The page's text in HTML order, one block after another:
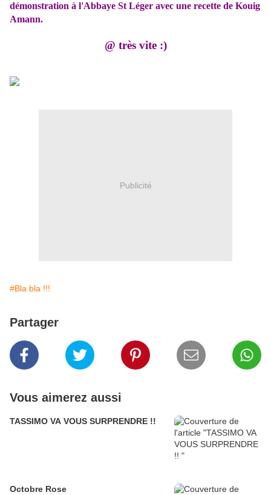
démonstration à l'Abbaye St Léger avec une recette de Kouig
Amann.
@ très vite :)
Publicité
#Bla bla !!!
Partager
Vous aimerez aussi
TASSIMO VA VOUS SURPRENDRE !!
Octobre Rose